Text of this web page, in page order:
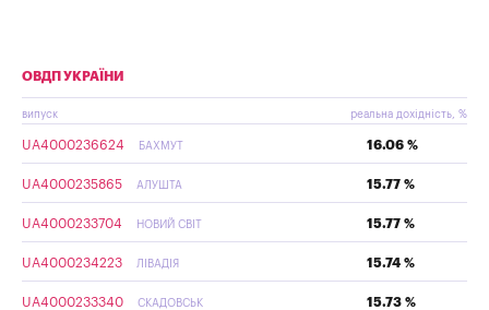
ОВДП УКРАЇНИ
випуск реальна дохідність, %
UA4000236624 БАХМУТ 16.06 %
UA4000235865 АЛУШТА 15.77 %
UA4000233704 НОВИЙ СВІТ 15.77 %
UA4000234223 ЛІВАДІЯ 15.74 %
UA4000233340 СКАДОВСЬК 15.73 %